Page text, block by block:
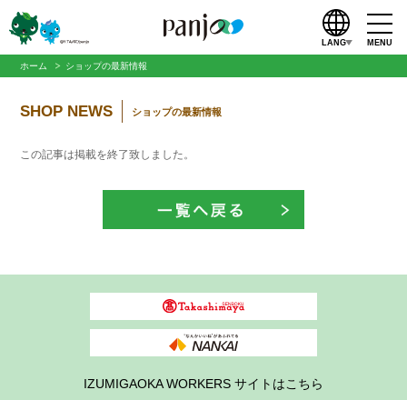
LANG MENU
ホーム ショップの最新情報
SHOP NEWS ショップの最新情報
この記事は掲載を終了致しました。
IZUMIGAOKA WORKERS サイトはこちら